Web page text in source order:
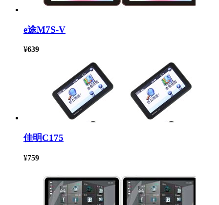
e途M7S-V
¥639
佳明C175
¥759